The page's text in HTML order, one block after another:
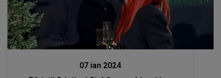
Stiri mondene
07 ian 2024